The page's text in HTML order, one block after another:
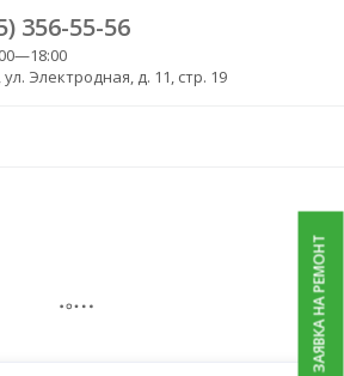
356-55-56
Электродная, д. 11, стр. 19
ЗАЯВКА НА РЕМОНТ